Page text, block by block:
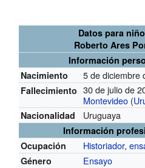
Datos para
Roberto Ares
Información
Nacimiento
5 de diciembre
Fallecimiento 30 de julio de
Montevideo (
Nacionalidad Uruguaya
Información
Ocupación
Historiador,
Género Ensayo